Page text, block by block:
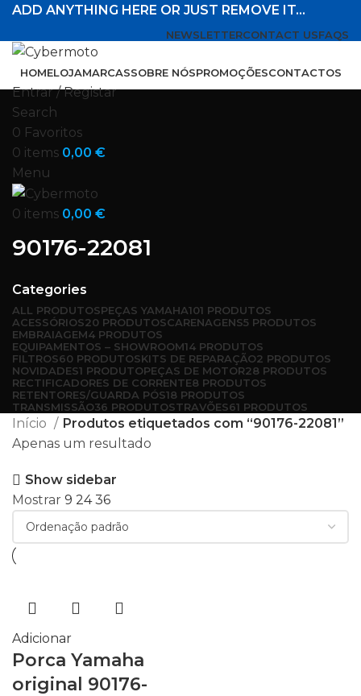
ADD ANYTHING HERE OR JUST REMOVE IT…
NEWSLETTERCONTACT USFAQS
HOMELOJAMARCASSOBRE NÓSPROMOÇÕESCONTACTOS
Entrar / Registar
Search
0 Favoritos
0 items 0,00 €
Menu
0 items 0,00 €
90176-22081
Categories
ALL PRODUTOSPEÇAS YAMAHA101 PRODUTOS
ACESSÓRIOS20 PRODUTOSCARENAGENS5 PRODUTOS
EMBRAIAGEM4 PRODUTOS
EQUIPAMENTOS – SHOWROOM14 PRODUTOS
FILTROS60 PRODUTOSKITS DE REPARAÇÃO2 PRODUTOS
NOVIDADES1 PRODUTOPEÇAS DE MOTOR28 PRODUTOS
RECTIFICADORES DE CORRENTE8 PRODUTOS
RETENTORES/GUARDA PÓS18 PRODUTOS
TRANSMISSÃO36 PRODUTOSTRAVÕES61 PRODUTOS
Início
Produtos etiquetados com “90176-22081”
Apenas um resultado
Show sidebar
Mostrar 9 2436
Adicionar
Porca Yamaha
original 90176-